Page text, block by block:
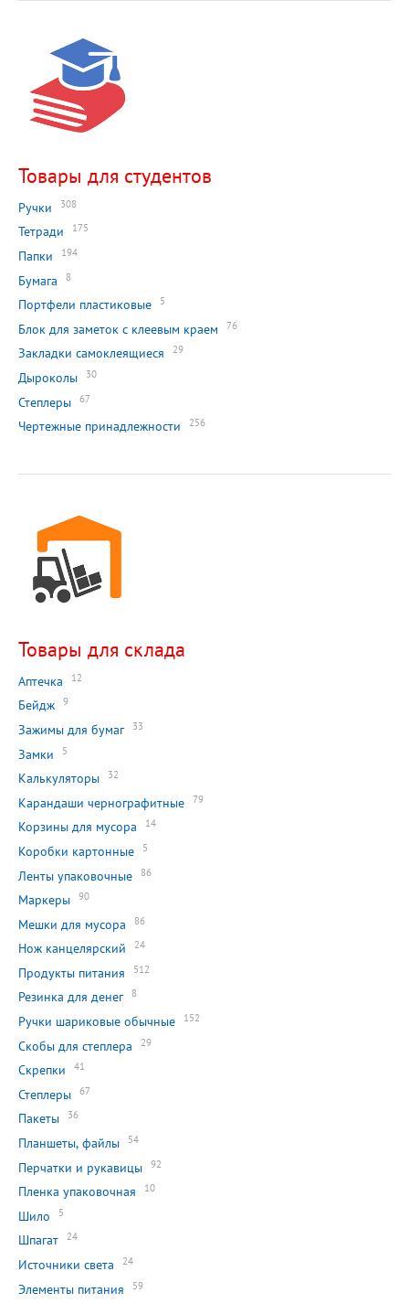
Товары для студентов
Ручки 308
Тетради 175
Папки 194
Бумага 8
Портфели пластиковые 5
Блок для заметок с клеевым краем 76
Закладки самоклеящиеся 29
Дыроколы 30
Степлеры 67
Чертежные принадлежности 256
Товары для склада
Аптечка 12
Бейдж 9
Зажимы для бумаг 33
Замки 5
Калькуляторы 32
Карандаши чернографитные 79
Корзины для мусора 14
Коробки картонные 5
Ленты упаковочные 86
Маркеры 90
Мешки для мусора 86
Нож канцелярский 24
Продукты питания 512
Резинка для денег 8
Ручки шариковые обычные 152
Скобы для степлера 29
Скрепки 41
Степлеры 67
Пакеты 36
Планшеты, файлы 54
Перчатки и рукавицы 92
Пленка упаковочная 10
Шило 5
Шпагат 24
Источники света 24
Элементы питания 59